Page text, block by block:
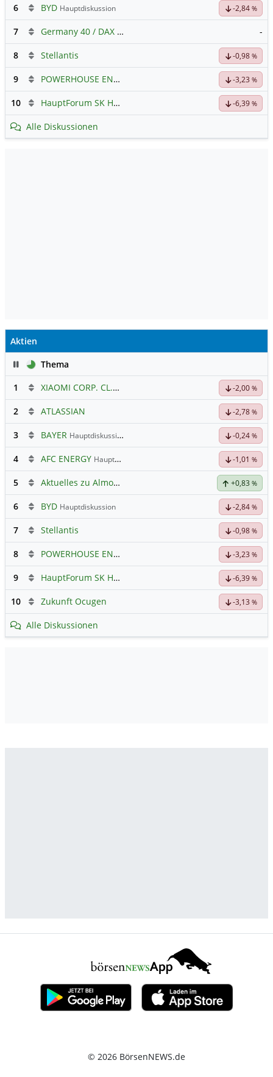
6 BYD Hauptdiskussion -2,84 %
7 Germany 40 / DAX Prognose -
8 Stellantis -0,98 %
9 POWERHOUSE ENERGY GROUP -3,23 %
10 HauptForum SK HYNIC -6,39 %
Alle Diskussionen
Aktien
PauseThema
1
XIAOMI CORP. CL.B -2,00 %
2 ATLASSIAN -2,78 %
3 BAYER Hauptdiskussion -0,24 %
4 AFC ENERGY Hauptdiskussion -1,01 %
5 Aktuelles zu Almonty Industries +0,83 %
6 BYD Hauptdiskussion -2,84 %
7 Stellantis -0,98 %
8 POWERHOUSE ENERGY GROUP -3,23 %
9 HauptForum SK HYNIC -6,39 %
10 Zukunft Ocugen -3,13 %
Alle Diskussionen
© 2026 BörsenNEWS.de